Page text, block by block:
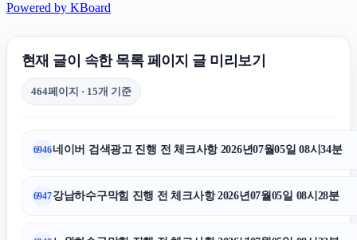
서울이혼변호사
애견파양
애견파양
Powered by KBoard
현재 글이 속한 목록 페이지 글 미리보기
464페이지 · 15개 기준
6946네이버 검색광고 진행 전 체크사항 2026년07월05일 08시34분
6947강남하수구막힘 진행 전 체크사항 2026년07월05일 08시28분